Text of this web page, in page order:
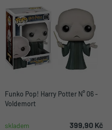
Funko Pop! Harry Potter N° 06 -
Voldemort
skladem 399,90 Kč